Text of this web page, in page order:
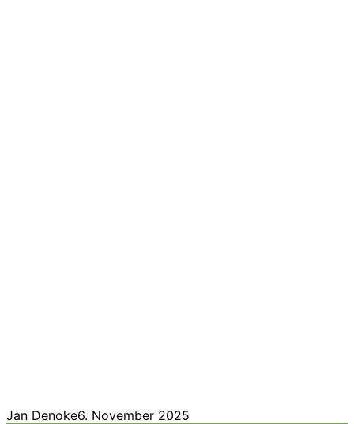
Jan Denoke6. November 2025